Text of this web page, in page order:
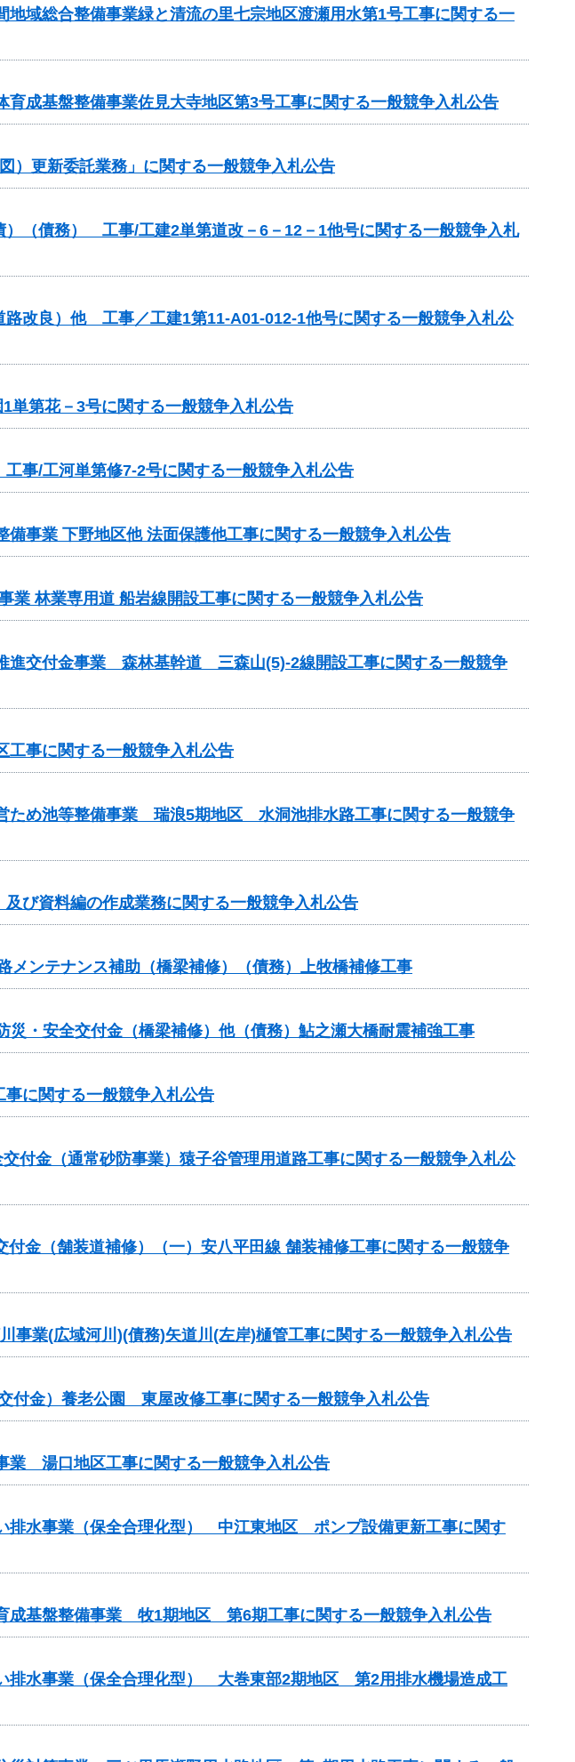
地域総合整備事業緑と清流の里七宗地区渡瀬用水第1号工事に関する一
育成基盤整備事業佐見大寺地区第3号工事に関する一般競争入札公告
）更新委託業務」に関する一般競争入札公告
（債務） 工事/工建2単第道改－6－12－1他号に関する一般競争入札
改良）他 工事／工建1第11-A01-012-1他号に関する一般競争入札公
単第花－3号に関する一般競争入札公告
事/工河単第修7-2号に関する一般競争入札公告
備事業 下野地区他 法面保護他工事に関する一般競争入札公告
業 林業専用道 船岩線開設工事に関する一般競争入札公告
進交付金事業 森林基幹道 三森山(5)-2線開設工事に関する一般競争
工事に関する一般競争入札公告
ため池等整備事業 瑞浪5期地区 水洞池排水路工事に関する一般競争
び資料編の作成業務に関する一般競争入札公告
メンテナンス補助（橋梁補修）（債務）上牧橋補修工事
・安全交付金（橋梁補修）他（債務）鮎之瀬大橋耐震補強工事
に関する一般競争入札公告
付金（通常砂防事業）猿子谷管理用道路工事に関する一般競争入札公
金（舗装道補修）（一）安八平田線 舗装補修工事に関する一般競争
業(広域河川)(債務)矢道川(左岸)樋管工事に関する一般競争入札公告
付金）養老公園 東屋改修工事に関する一般競争入札公告
業 湯口地区工事に関する一般競争入札公告
排水事業（保全合理化型） 中江東地区 ポンプ設備更新工事に関す
成基盤整備事業 牧1期地区 第6期工事に関する一般競争入札公告
排水事業（保全合理化型） 大巻東部2期地区 第2用排水機場造成工